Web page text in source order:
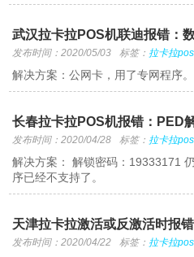
武汉拉卡拉POS机联迪报错：
发布时间：2020/05/03 标签： 拉卡拉
解决方案：公网卡，用了专网程序。
长春拉卡拉POS机报错：PED
发布时间：2020/04/28 标签： 拉卡拉
解决方案： 解锁密码：19333171
序已经不支持了。
天津拉卡拉激活或反激活时报
发布时间：2020/04/22 标签： 拉卡拉